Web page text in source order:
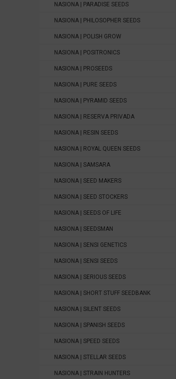
NASIONA | PARADISE SEEDS
NASIONA | PHILOSOPHER SEEDS
NASIONA | POLISH GROW
NASIONA | POSITRONICS
NASIONA | PROSEEDS
NASIONA | PURE SEEDS
NASIONA | PYRAMID SEEDS
NASIONA | RESERVA PRIVADA
NASIONA | RESIN SEEDS
NASIONA | ROYAL QUEEN SEEDS
NASIONA | SAMSARA
NASIONA | SEED MAKERS
NASIONA | SEED STOCKERS
NASIONA | SEEDS OF LIFE
NASIONA | SEEDSMAN
NASIONA | SENSI GENETICS
NASIONA | SENSI SEEDS
NASIONA | SERIOUS SEEDS
NASIONA | SHORT STUFF SEEDBANK
NASIONA | SILENT SEEDS
NASIONA | SPANISH SEEDS
NASIONA | SPEED SEEDS
NASIONA | STELLAR SEEDS
NASIONA | STRAIN HUNTERS